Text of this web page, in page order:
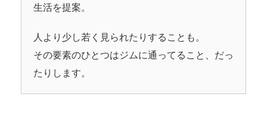
生活を提案。
人より少し若く見られたりすることも。
その要素のひとつはジムに通ってること、だっ
たりします。